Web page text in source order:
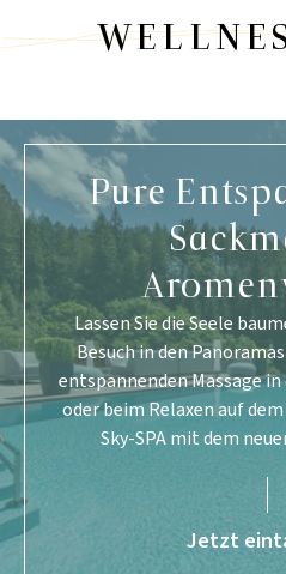
Pure
Lassen Sie die Seele
Besuch in den
entspannenden Massage
oder beim Relaxen auf
Sky-SPA mit dem
Jetzt